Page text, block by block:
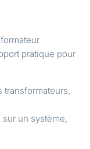
pratique pour
un système,